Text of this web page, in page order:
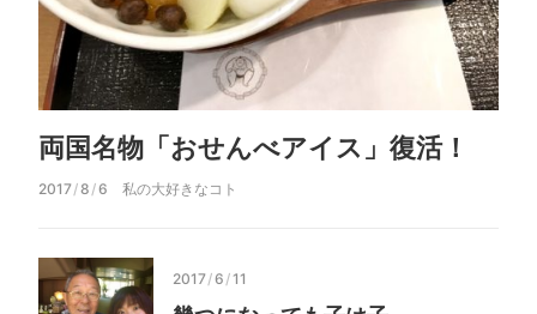
2017/8 /6
両国名物「おせんべアイス」復活！
私の大好きなコト
2017/6 /11